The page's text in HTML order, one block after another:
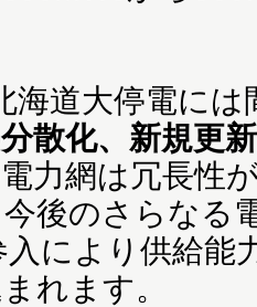
道大停電には
散化、新規更
力網は冗長性
後のさらなる
により供給能
れます。